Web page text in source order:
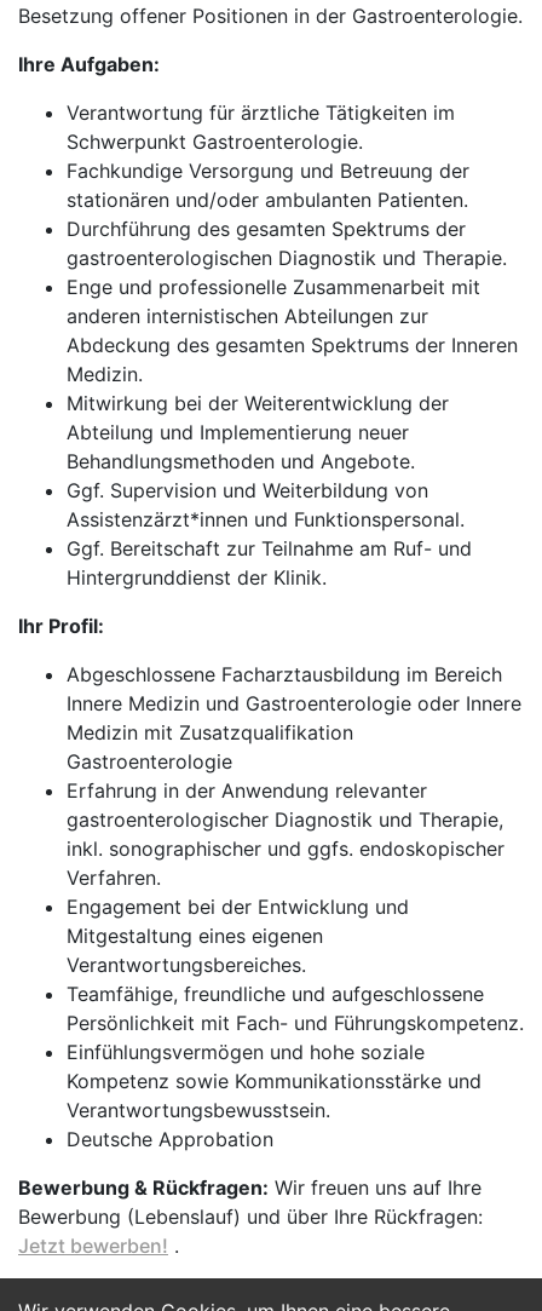
Besetzung offener Positionen in der Gastroenterologie.
Ihre Aufgaben:
Verantwortung für ärztliche Tätigkeiten im
Schwerpunkt Gastroenterologie.
Fachkundige Versorgung und Betreuung der
stationären und/oder ambulanten Patienten.
Durchführung des gesamten Spektrums der
gastroenterologischen Diagnostik und Therapie.
Enge und professionelle Zusammenarbeit mit
anderen internistischen Abteilungen zur
Abdeckung des gesamten Spektrums der Inneren
Medizin.
Mitwirkung bei der Weiterentwicklung der
Abteilung und Implementierung neuer
Behandlungsmethoden und Angebote.
Ggf. Supervision und Weiterbildung von
Assistenzärzt*innen und Funktionspersonal.
Ggf. Bereitschaft zur Teilnahme am Ruf- und
Hintergrunddienst der Klinik.
Ihr Profil:
Abgeschlossene Facharztausbildung im Bereich
Innere Medizin und Gastroenterologie oder Innere
Medizin mit Zusatzqualifikation
Gastroenterologie
Erfahrung in der Anwendung relevanter
gastroenterologischer Diagnostik und Therapie,
inkl. sonographischer und ggfs. endoskopischer
Verfahren.
Engagement bei der Entwicklung und
Mitgestaltung eines eigenen
Verantwortungsbereiches.
Teamfähige, freundliche und aufgeschlossene
Persönlichkeit mit Fach- und Führungskompetenz.
Einfühlungsvermögen und hohe soziale
Kompetenz sowie Kommunikationsstärke und
Verantwortungsbewusstsein.
Deutsche Approbation
Bewerbung & Rückfragen: Wir freuen uns auf Ihre
Bewerbung (Lebenslauf) und über Ihre Rückfragen:
Jetzt bewerben! .